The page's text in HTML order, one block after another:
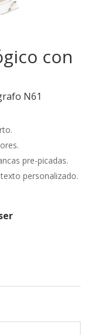
con
N61
pre-picadas.
personalizado.